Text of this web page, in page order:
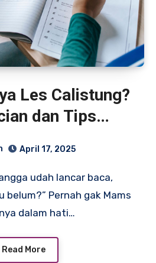
Les Calistung?
dan Tips
April 17, 2025
belum?” Pernah gak Mams
dalam hati…
Read More